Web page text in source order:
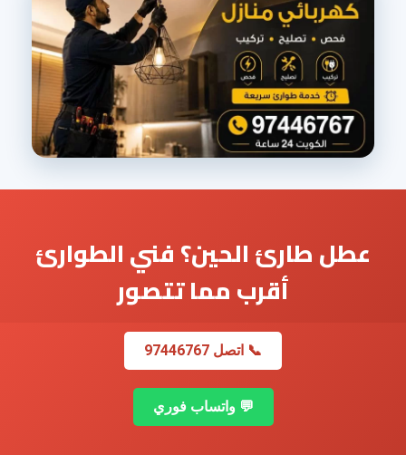
عطل طارئ الحين؟ فني الطوارئ
أقرب مما تتصور
📞 اتصل 97446767
💬 واتساب فوري